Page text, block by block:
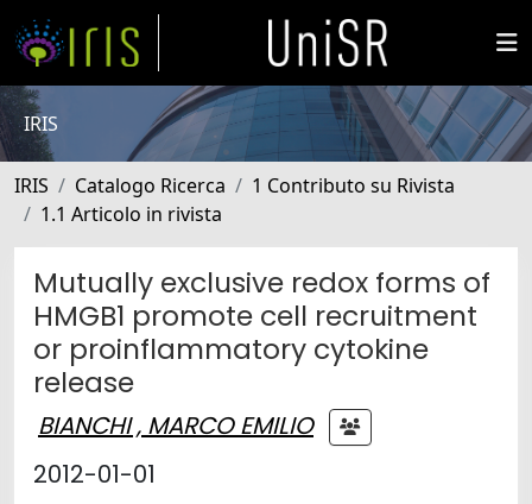
IRIS
IRIS Catalogo Ricerca
1 Contributo su Rivista
1.1 Articolo in rivista
Mutually exclusive redox forms of
HMGB1 promote cell recruitment
or proinflammatory cytokine
release
BIANCHI , MARCO EMILIO
2012-01-01